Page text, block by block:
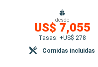
desde
US$ 7,055
Tasas: +US$ 278
Comidas incluidas